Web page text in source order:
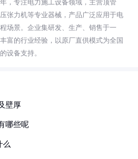
，专注电力施工设备领域，主营顶管
张力机等专业器械，产品广泛应用于电
场景。企业集研发、生产、销售于一
富的行业经验，以原厂直供模式为全国
设备支持。
壁厚
哪些呢
么